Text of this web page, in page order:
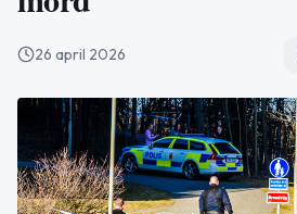
26 april 2026